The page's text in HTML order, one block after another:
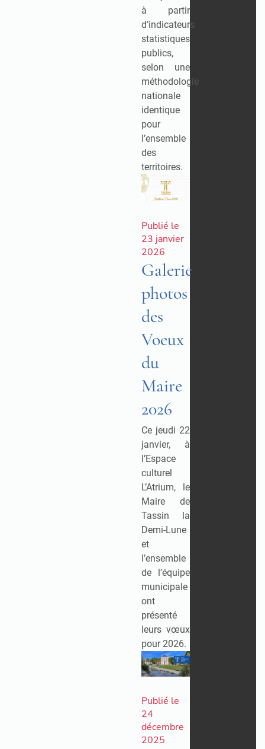
à partir
d’indicateurs
statistiques
publics,
selon une
méthodologie
nationale
identique
pour
l’ensemble
des
territoires.
Publié le
23 janvier
2026
Galerie
photos
des
Voeux
du
Maire
2026
Ce jeudi 22
janvier, à
l’Espace
culturel
L’Atrium, le
Maire de
Tassin la
Demi-Lune
et
l’ensemble
de l’équipe
municipale
ont
présenté
leurs vœux
pour 2026.
Publié le
24
décembre
2025